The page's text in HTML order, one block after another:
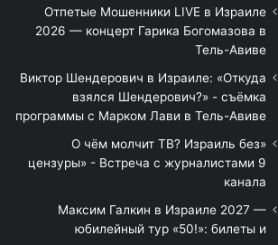
Отпетые Мошенники LIVE в Израиле
2026 — концерт Гарика Богомазова в
Тель-Авиве
Виктор Шендерович в Израиле: «Откуда
взялся Шендерович?» - съёмка
программы с Марком Лави в Тель-Авиве
«О чём молчит ТВ? Израиль без
цензуры» - Встреча с журналистами 9
канала
Максим Галкин в Израиле 2027 —
юбилейный тур «50!»: билеты и